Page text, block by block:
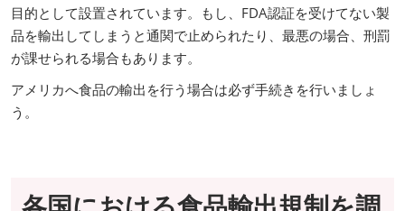
目的として設置されています。もし、FDA認証を受けてない製
品を輸出してしまうと通関で止められたり、最悪の場合、刑罰
が課せられる場合もあります。
アメリカへ食品の輸出を行う場合は必ず手続きを行いましょ
う。